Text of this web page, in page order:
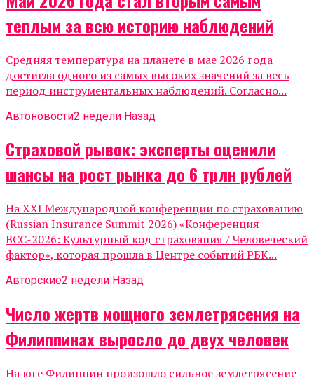
теплым за всю историю наблюдений
Средняя температура на планете в мае 2026 года
достигла одного из самых высоких значений за весь
период инструментальных наблюдений. Согласно...
Автоновости2 недели Назад
Страховой рывок: эксперты оценили
шансы на рост рынка до 6 трлн рублей
На XXI Международной конференции по страхованию
(Russian Insurance Summit 2026) «Конференция
ВСС-2026: Культурный код страхования / Человеческий
фактор», которая прошла в Центре событий РБК...
Авторские2 недели Назад
Число жертв мощного землетрясения на
Филиппинах выросло до двух человек
На юге Филиппин произошло сильное землетрясение